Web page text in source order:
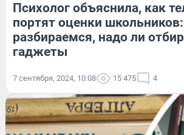
Психолог объяснила, как
портят оценки школьников:
разбираемся, надо ли
гаджеты
7 сентября, 2024, 10:08 15 475 4